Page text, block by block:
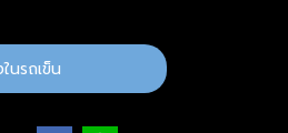
นรถเข็น